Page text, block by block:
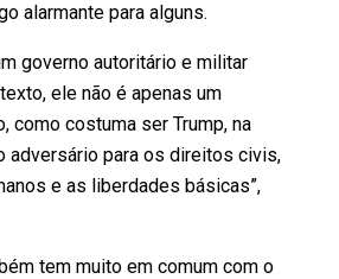
alarmante para alguns.
governo autoritário e militar
ele não é apenas um
como costuma ser Trump, na
adversário para os direitos civis,
e as liberdades básicas”,
tem muito em comum com o